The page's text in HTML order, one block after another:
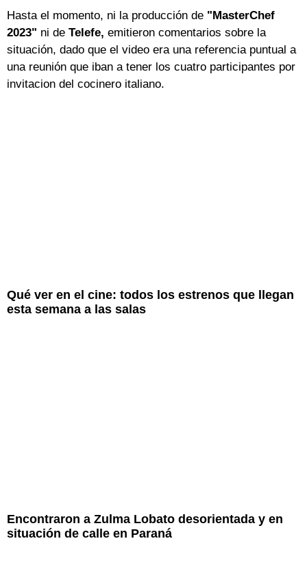
Hasta el momento, ni la producción de "MasterChef
2023" ni de Telefe, emitieron comentarios sobre la
situación, dado que el video era una referencia puntual a
una reunión que iban a tener los cuatro participantes por
invitacion del cocinero italiano.
Qué ver en el cine: todos los estrenos que llegan
esta semana a las salas
Encontraron a Zulma Lobato desorientada y en
situación de calle en Paraná